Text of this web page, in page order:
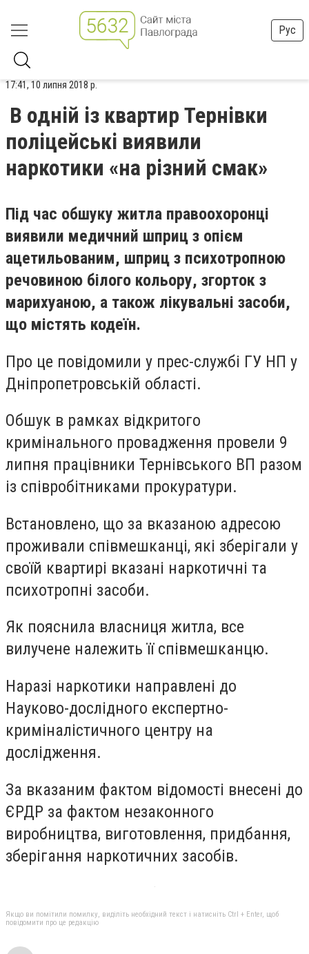
Рус
17:41, 10 липня 2018 р.
В одній із квартир Тернівки
поліцейські виявили
наркотики «на різний смак»
Під час обшуку житла правоохоронці
виявили медичний шприц з опієм
ацетильованим, шприц з психотропною
речовиною білого кольору, згорток з
марихуаною, а також лікувальні засоби,
що містять кодеїн.
Про це повідомили у прес-службі ГУ НП у
Дніпропетровській області.
Обшук в рамках відкритого
кримінального провадження провели 9
липня працівники Тернівського ВП разом
із співробітниками прокуратури.
Встановлено, що за вказаною адресою
проживали співмешканці, які зберігали у
своїй квартирі вказані наркотичні та
психотропні засоби.
Як пояснила власниця житла, все
вилучене належить її співмешканцю.
Наразі наркотики направлені до
Науково-дослідного експертно-
криміналістичного центру на
дослідження.
За вказаним фактом відомості внесені до
ЄРДР за фактом незаконного
виробництва, виготовлення, придбання,
зберігання наркотичних засобів.
Якщо ви помітили помилку, виділіть необхідний текст і натисніть Ctrl + Enter, щоб
повідомити про це редакцію